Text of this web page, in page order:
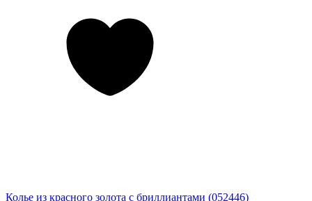
Колье из красного золота с бриллиантами (052446)